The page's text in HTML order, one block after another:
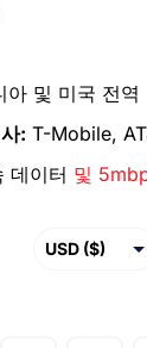
아 및 미국 전역
: T-Mobile,
데이터 및
USD ($)